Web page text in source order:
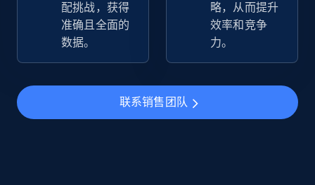
TikTok Shop
URL, Title, Available, Description, Currency, Initial
price, Final price, Discount percent, and more.
5.4K+ 668+ 立即开始
配挑战，获得
准确且全面的
数据。
略，从而提升
效率和竞争
力。
联系销售团队